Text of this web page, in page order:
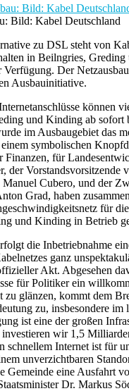
Bild: Kabel Deutschland
zu DSL steht von
in Beilngries,
Der
Ausbauinitiative.
können
und Kinding ab sofort
im Ausbaugebiet das
symbolischen
Finanzen, für
der Vorstandsvorsitzende
Cubero, und der
Grad, haben
für
und Kinding in Betrieb
die Inbetriebnahme
ganz
Akt. Abgesehen
für Politiker ein
glänzen, kommt dem
zu, insbesondere
ist eine der großen
wir 1,5
schnellem Internet ist für
unverzichtbaren
Gemeinde eine Ausfahrt
Dr. Markus